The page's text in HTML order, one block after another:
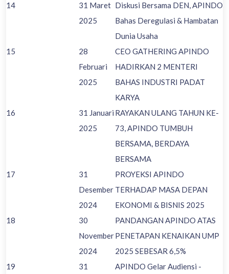
14
31 Maret
2025
Diskusi Bersama DEN, APINDO
Bahas Deregulasi & Hambatan
Dunia Usaha
15
28
Februari
2025
CEO GATHERING APINDO
HADIRKAN 2 MENTERI
BAHAS INDUSTRI PADAT
KARYA
16
31 Januari
2025
RAYAKAN ULANG TAHUN KE-
73, APINDO TUMBUH
BERSAMA, BERDAYA
BERSAMA
17
31
Desember
2024
PROYEKSI APINDO
TERHADAP MASA DEPAN
EKONOMI & BISNIS 2025
18
30
November
2024
PANDANGAN APINDO ATAS
PENETAPAN KENAIKAN UMP
2025 SEBESAR 6,5%
19
31
APINDO Gelar Audiensi -